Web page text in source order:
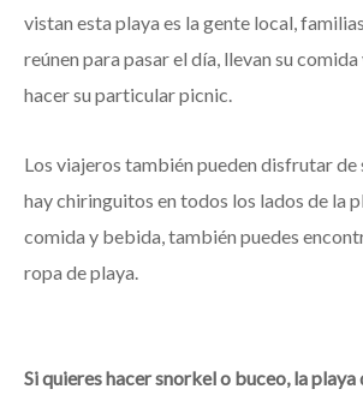
vistan esta playa es la gente local,
reúnen para pasar el día, llevan su
hacer su particular picnic.
Los viajeros también pueden disfrutar de
hay chiringuitos en todos los lados de la
comida y bebida, también puedes
ropa de playa.
Si quieres hacer snorkel o buceo, la playa